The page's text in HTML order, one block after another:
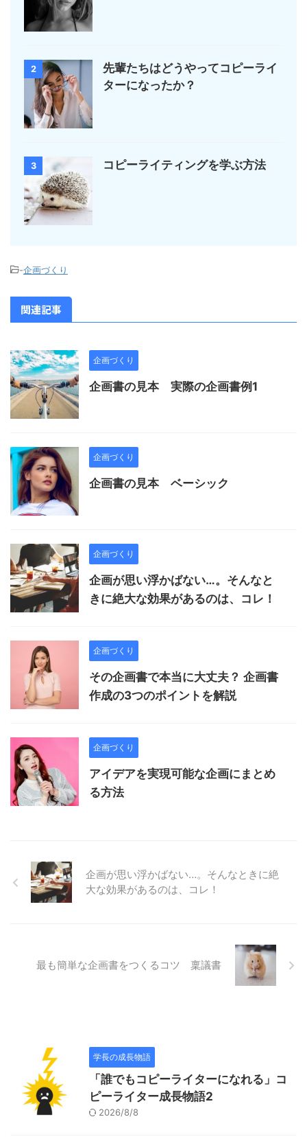
2
先輩たちはどうやってコピーライ
ターになったか？
3 コピーライティングを学ぶ方法
-企画づくり
関連記事
企画づくり
企画書の見本 実際の企画書例1
企画づくり
企画書の見本 ベーシック
企画づくり
企画が思い浮かばない…。そんなと
きに絶大な効果があるのは、コレ！
企画づくり
その企画書で本当に大丈夫？ 企画書
作成の3つのポイントを解説
企画づくり
アイデアを実現可能な企画にまとめ
る方法
企画が思い浮かばない…。そんなときに絶
大な効果があるのは、コレ！
最も簡単な企画書をつくるコツ 稟議書
学長の成長物語
「誰でもコピーライターになれる」コ
ピーライター成長物語2
2026/8/8